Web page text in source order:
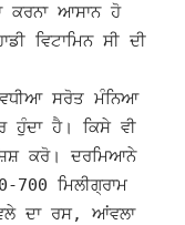
ਕਰਨਾ ਆਸਾਨ ਹੋ
ਵਿਟਾਮਿਨ ਸੀ ਦੀ
ਸਰੋਤ ਮੰਨਿਆ
ਹੁੰਦਾ ਹੈ। ਕਿਸੇ ਵੀ
ਕਰੋ। ਦਰਮਿਆਨੇ
ਮਿਲੀਗ੍ਰਾਮ
ਦਾ ਰਸ, ਆਂਵਲਾ